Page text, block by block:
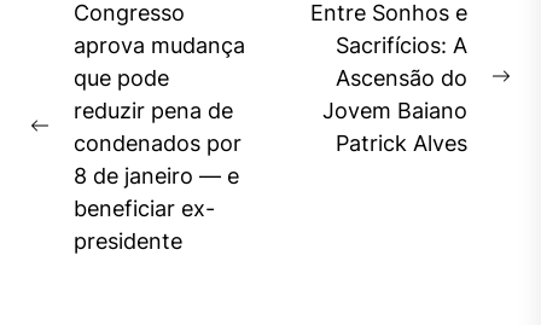
Navegação
Post
Previous
post:
Congresso
aprova mudança
que pode
reduzir pena de
condenados por
8 de janeiro — e
beneficiar ex-
presidente
Entre Sonhos e
Sacrifícios: A
Ascensão do
Jovem Baiano
Patrick Alves